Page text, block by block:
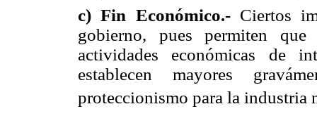
c) Fin Económico.-Ciertos
gobierno, pues permiten
actividades económicas de
establecen mayores
proteccionismo para la industria